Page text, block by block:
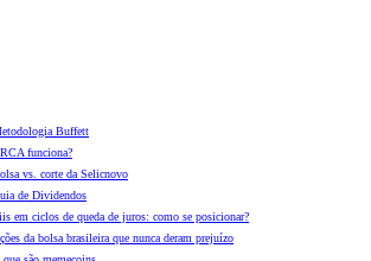
Buffett
funciona?
vs. corte da Selicnovo
de Dividendos
em ciclos de queda de juros: como se posicionar?
da bolsa brasileira que nunca deram prejuízo